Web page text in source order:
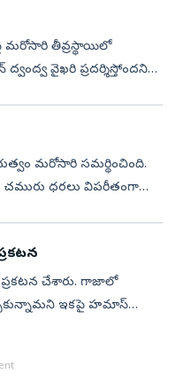
మరోసారి తీవ్రస్థాయిలో
వైఖరి ప్రదర్శిస్తోందని
ధరలు విపరీతంగా
ప్రకటన చేశారు. గాజాలో
ఇకపై హమాస్‌